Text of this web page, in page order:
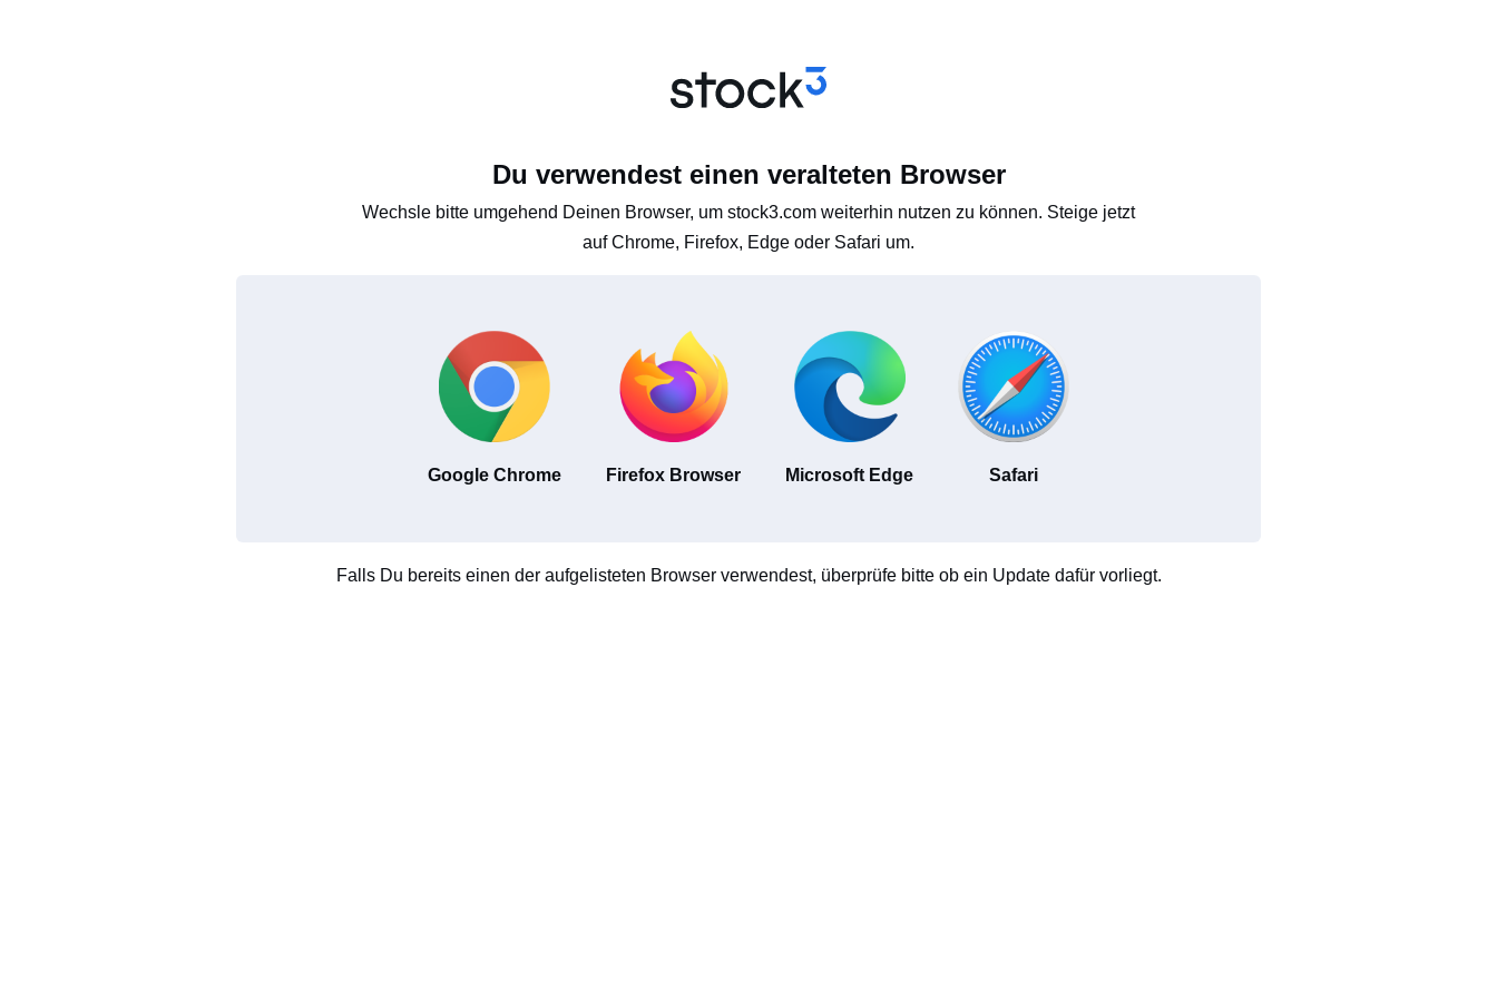
Du verwendest einen veralteten Browser
Wechsle bitte umgehend Deinen Browser, um stock3.com weiterhin nutzen zu können. Steige jetzt
auf Chrome, Firefox, Edge oder Safari um.
Google Chrome Firefox Browser Microsoft Edge Safari
Falls Du bereits einen der aufgelisteten Browser verwendest, überprüfe bitte ob ein Update dafür vorliegt.